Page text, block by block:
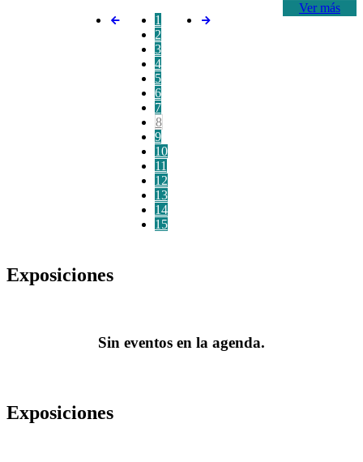
Ver más
1
2
3
4
5
6
7
8
9
10
11
12
13
14
15
Exposiciones
Sin eventos en la agenda.
Exposiciones